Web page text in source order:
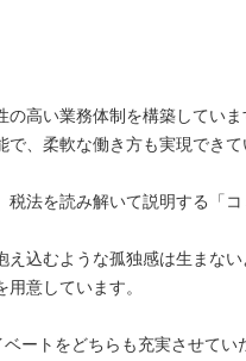
高い業務体制を構築していま
、柔軟な働き方も実現できて
法を読み解いて説明する「
込むような孤独感は生まな
意しています。
ートをどちらも充実させてい